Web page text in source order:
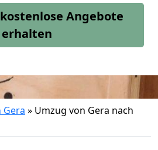
Angebote
erhalten
» Umzug von Gera nach